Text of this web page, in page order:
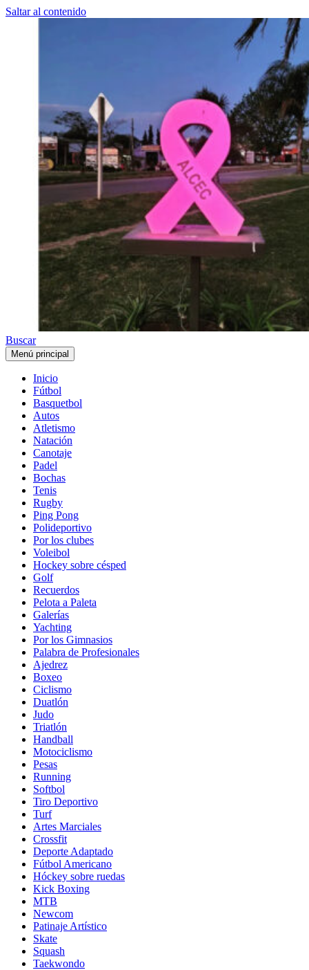
Saltar al contenido
Buscar
Menú principal
Inicio
Fútbol
Basquetbol
Autos
Atletismo
Natación
Canotaje
Padel
Bochas
Tenis
Rugby
Ping Pong
Polideportivo
Por los clubes
Voleibol
Hockey sobre césped
Golf
Recuerdos
Pelota a Paleta
Galerías
Yachting
Por los Gimnasios
Palabra de Profesionales
Ajedrez
Boxeo
Ciclismo
Duatlón
Judo
Triatlón
Handball
Motociclismo
Pesas
Running
Softbol
Tiro Deportivo
Turf
Artes Marciales
Crossfit
Deporte Adaptado
Fútbol Americano
Hóckey sobre ruedas
Kick Boxing
MTB
Newcom
Patinaje Artístico
Skate
Squash
Taekwondo